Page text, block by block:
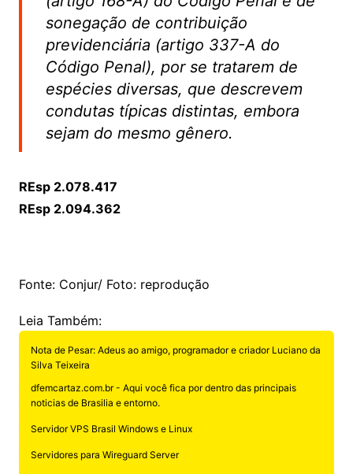
sonegação de contribuição
previdenciária (artigo 337-A do
Código Penal), por se tratarem de
espécies diversas, que descrevem
condutas típicas distintas, embora
sejam do mesmo gênero.
REsp 2.078.417
REsp 2.094.362
Fonte: Conjur/ Foto: reprodução
Leia Também:
Nota de Pesar: Adeus ao amigo, programador e criador Luciano da
Silva Teixeira
dfemcartaz.com.br - Aqui você fica por dentro das principais
noticias de Brasilia e entorno.
Servidor VPS Brasil Windows e Linux
Servidores para Wireguard Server